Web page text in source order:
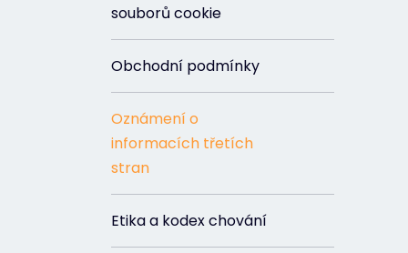
souborů cookie
Obchodní podmínky
Oznámení o
informacích třetích
stran
Etika a kodex chování